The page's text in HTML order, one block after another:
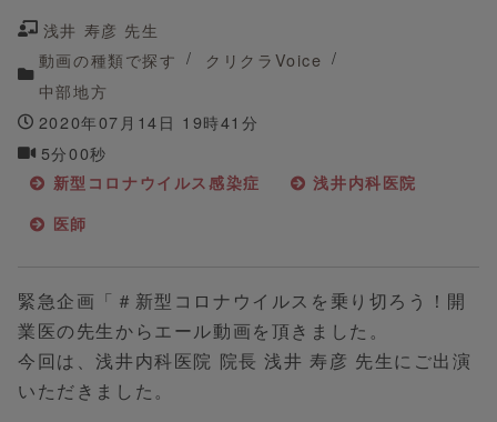
浅井 寿彦 先生
動画の種類で探す
クリクラVoice
中部地方
2020年07月14日 19時41分
5分00秒
新型コロナウイルス感染症
浅井内科医院
医師
緊急企画「＃新型コロナウイルスを乗り切ろう！開
業医の先生からエール動画を頂きました。
今回は、浅井内科医院 院長 浅井 寿彦 先生にご出演
いただきました。